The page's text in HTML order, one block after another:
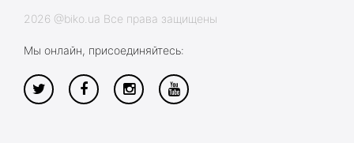
2026 @biko.ua Все права защищены
Мы онлайн, присоединяйтесь: